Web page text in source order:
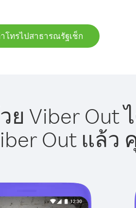
โทรไปสาธารณรัฐเช็ก
Viber Out
Out แล้ว